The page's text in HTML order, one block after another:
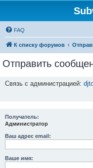
FAQ
К списку форумов
Отправить
Связь с администрацией:
Получатель:
Администратор
Ваш адрес email:
Ваше имя: